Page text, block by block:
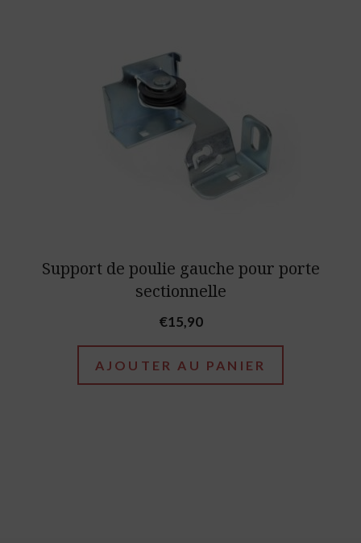
Support de poulie gauche pour porte
sectionnelle
€15,90
AJOUTER AU PANIER